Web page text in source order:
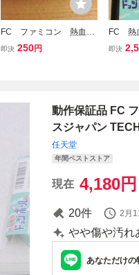
FC ファミコン 熱血高
校ドッジボール部 サッ
即決 250円
FC 熱
ル部&
即決
動作保証品 FC
スジャパン
任天堂
年間ベストストア
現在 4,180円
20件 2月
やや傷や汚れ
あなただけ